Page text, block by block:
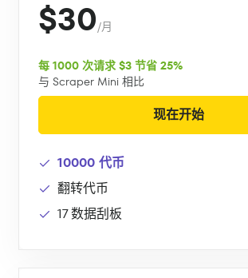
$30/月
每 1000 次请求 $3 节省 25%
与 Scraper Mini 相比
现在开始
10000 代币
翻转代币
17 数据刮板